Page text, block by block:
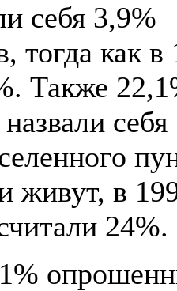
себя 3,9%
тогда как в
Также
себя
живут, в
24%.